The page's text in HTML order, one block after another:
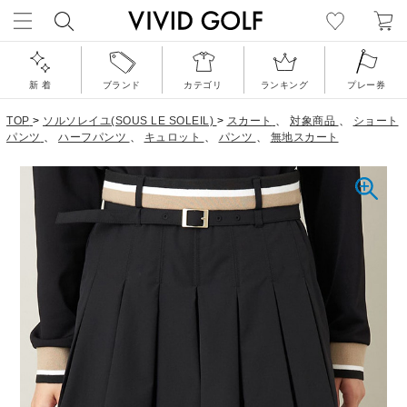
新 着 ブランド カテゴリ ランキング プレー券
TOP > ソルソレイユ(SOUS LE SOLEIL) > スカート 、 対象商品 、
ショート
パンツ 、 ハーフパンツ 、 キュロット 、 パンツ 、 無地スカート